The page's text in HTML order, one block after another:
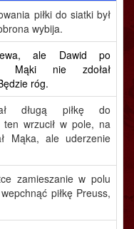
piłki do siatki był
wybija.
ale Dawid po
Mąki nie zdołał
róg.
długą piłkę do
ten wrzucił w pole, na
Mąka, ale uderzenie
zamieszanie w polu
piłkę Preuss,